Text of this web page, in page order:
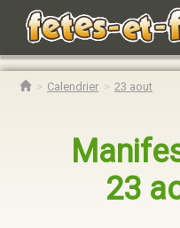
Calendrier 23 aout
23